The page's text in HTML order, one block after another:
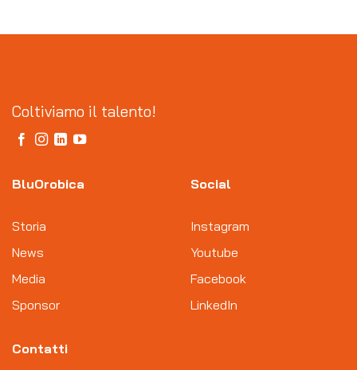
Coltiviamo il talento!
BluOrobica
Storia
News
Media
Sponsor
Social
Instagram
Youtube
Facebook
LinkedIn
Contatti